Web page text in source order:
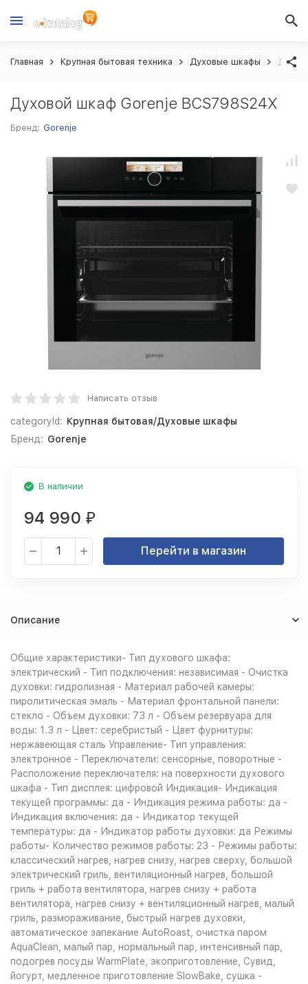
Главная Крупная бытовая техника Духовые шкафы
Духовой шкаф Gorenje BCS798S24X
Бренд: Gorenje
Написать отзыв
categoryId: Крупная бытовая/Духовые шкафы
Бренд: Gorenje
В наличии
94 990 ₽
Перейти в магазин
Описание
Общие характеристики- Тип духового шкафа:
электрический - Тип подключения: независимая - Очистка
духовки: гидролизная - Материал рабочей камеры:
пиролитическая эмаль - Материал фронтальной панели:
стекло - Объем духовки: 73 л - Объем резервуара для
воды: 1.3 л - Цвет: серебристый - Цвет фурнитуры:
нержавеющая сталь Управление- Тип управления:
электронное - Переключатели: сенсорные, поворотные -
Расположение переключателя: на поверхности духового
шкафа - Тип дисплея: цифровой Индикация- Индикация
текущей программы: да - Индикация режима работы: да -
Индикация включения: да - Индикатор текущей
температуры: да - Индикатор работы духовки: да Режимы
работы- Количество режимов работы: 23 - Режимы работы:
классический нагрев, нагрев снизу, нагрев сверху, большой
электрический гриль, вентиляционный нагрев, большой
гриль + работа вентилятора, нагрев снизу + работа
вентилятора, нагрев снизу + вентиляционный нагрев, малый
гриль, размораживание, быстрый нагрев духовки,
автоматическое запекание AutoRoast, очистка паром
AquaClean, малый пар, нормальный пар, интенсивный пар,
подогрев посуды WarmPlate, экоприготовление, Сувид,
йогурт, медленное приготовление SlowBake, сушка -